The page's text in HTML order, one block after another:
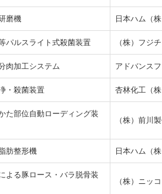
磨機 日本ハム（
パルスライト式殺菌装置 （株）フジ
肉加工システム アドバンス
・殺菌装置 杏林化工（
た部位自動ローディング装
（株）前川
肪整形機 日本ハム（
よる豚ロース・バラ脱骨装
（株）ニッ